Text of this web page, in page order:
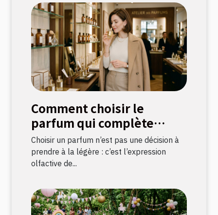
Comment choisir le
parfum qui complète
votre style ?
Choisir un parfum n’est pas une décision à
prendre à la légère : c’est l’expression
olfactive de...